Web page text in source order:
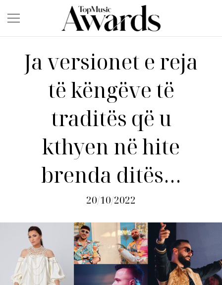
Ja versionet e reja
të këngëve të
traditës që u
kthyen në hite
brenda ditës…
20/10/2022